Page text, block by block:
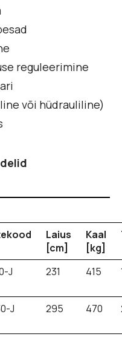
reguleerimine
või hüdrauliline)
Laius
[cm]
Kaal
[kg]
J 231 415
J 295 470